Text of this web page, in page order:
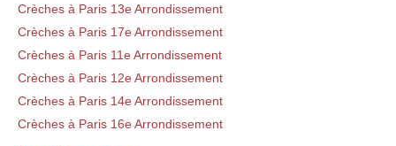
Crèches à Paris 13e Arrondissement
Crèches à Paris 17e Arrondissement
Crèches à Paris 11e Arrondissement
Crèches à Paris 12e Arrondissement
Crèches à Paris 14e Arrondissement
Crèches à Paris 16e Arrondissement